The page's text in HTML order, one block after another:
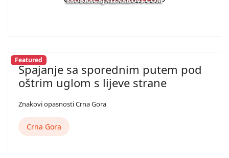
Featured
Spajanje sa sporednim putem pod
oštrim uglom s lijeve strane
Znakovi opasnosti Crna Gora
Crna Gora